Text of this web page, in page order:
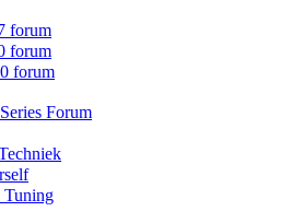
forum
forum
forum
Forum